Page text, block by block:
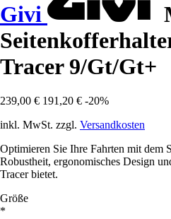
Givi
Tracer 9/Gt/Gt+
239,00 € 191,20 € -20%
inkl. MwSt. zzgl. Versandkosten
Optimieren Sie Ihre Fahrten mit dem
Robustheit, ergonomisches Design
Tracer bietet.
Größe
*